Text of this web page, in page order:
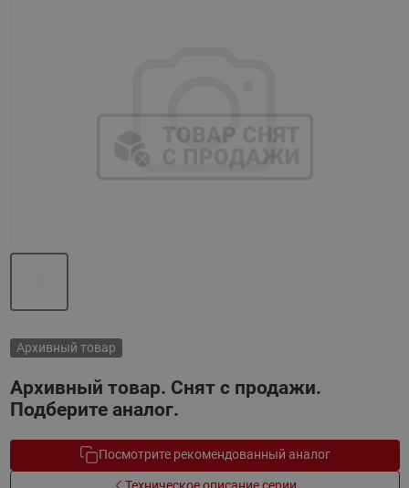
Архивный товар
Архивный товар. Снят с продажи.
Подберите аналог.
Посмотрите рекомендованный аналог
Техническое описание серии